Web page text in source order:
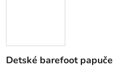
Detské barefoot